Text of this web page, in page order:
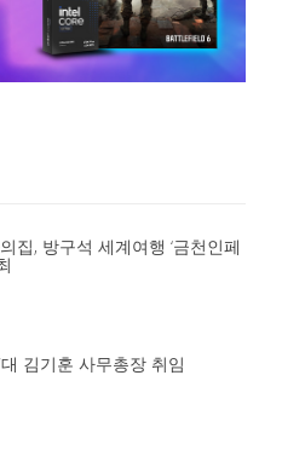
집, 방구석 세계여행 ‘금천인페
김기훈 사무총장 취임